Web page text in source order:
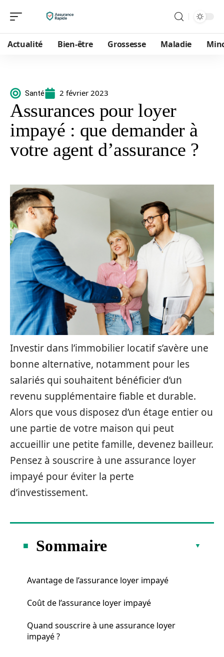
Actualité Bien-être Grossesse Maladie
Santé 2 février 2023
Assurances pour loyer
impayé : que demander à
votre agent d’assurance ?
Investir dans l’immobilier locatif s’avère une
bonne alternative, notamment pour les
salariés qui souhaitent bénéficier d’un
revenu supplémentaire fiable et durable.
Alors que vous disposez d’un étage entier ou
une partie de votre maison qui peut
accueillir une petite famille, devenez bailleur.
Pensez à souscrire à une assurance loyer
impayé pour éviter la perte
d’investissement.
Sommaire
Avantage de l’assurance loyer impayé
Coût de l’assurance loyer impayé
Quand souscrire à une assurance loyer
impayé ?